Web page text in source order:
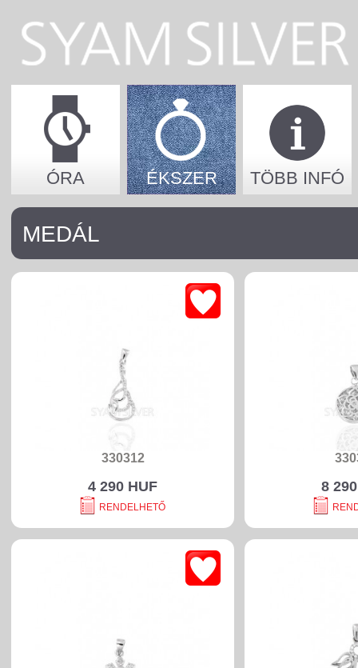
ÓRA ÉKSZER TÖBB INFÓ
MEDÁL
330312
4 290 HUF
RENDELHETŐ
8